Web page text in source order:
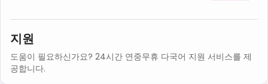
지원
도움이 필요하신가요? 24시간 연중무휴 다국어 지원 서비스를 제
공합니다.